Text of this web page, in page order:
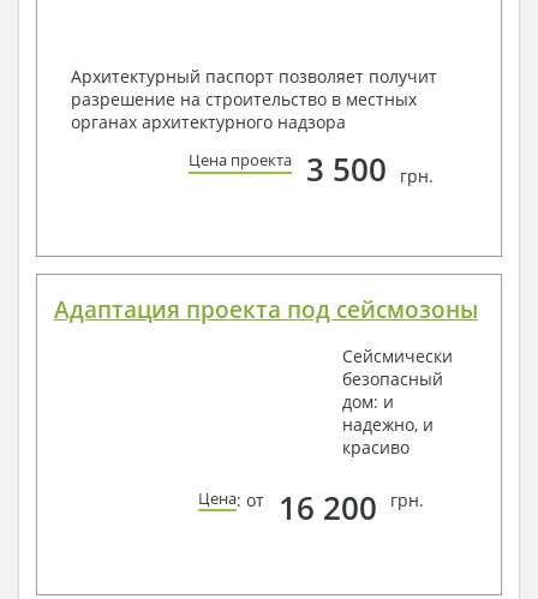
Архитектурный паспорт позволяет получит
разрешение на строительство в местных
органах архитектурного надзора
Цена проекта 3 500 грн.
Адаптация проекта под сейсмозоны
Сейсмически
безопасный
дом: и
надежно, и
красиво
Цена: от 16 200 грн.